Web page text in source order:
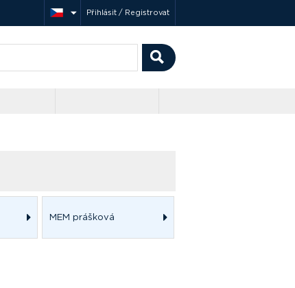
Přihlásit / Registrovat
MEM prášková